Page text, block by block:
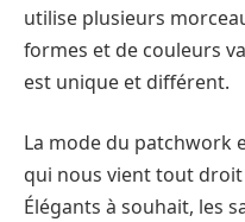
utilise plusieurs
formes et de couleurs
est unique et différent.
La mode du patchwork
qui nous vient tout droit
Élégants à souhait, les